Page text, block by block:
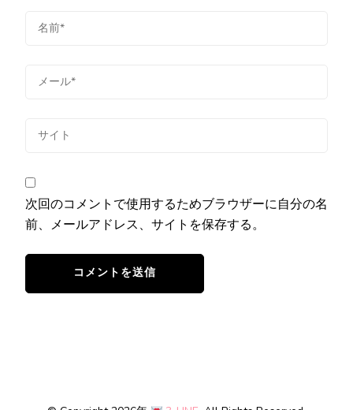
次回のコメントで使用するためブラウザーに自分の名
前、メールアドレス、サイトを保存する。